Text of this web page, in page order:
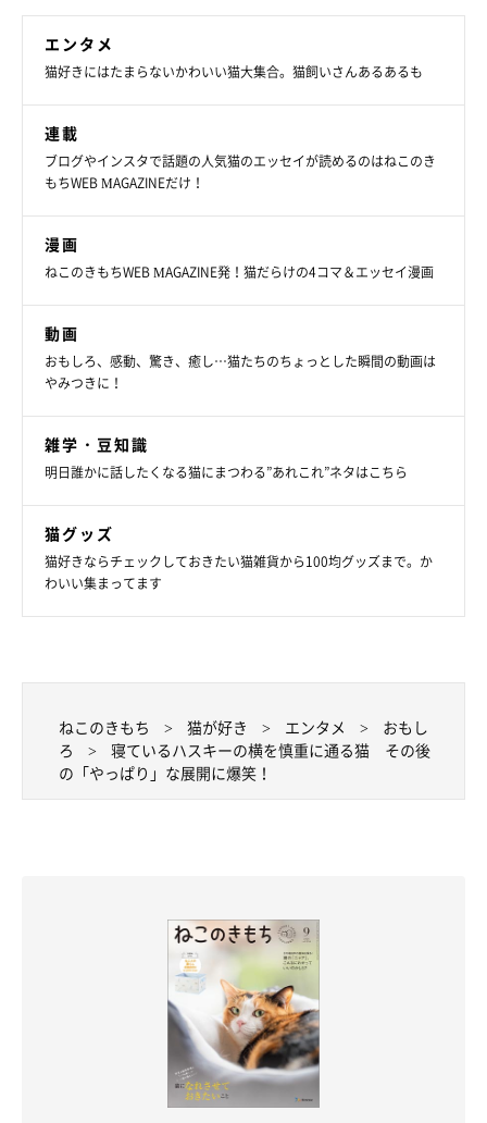
エンタメ
猫好きにはたまらないかわいい猫大集合。猫飼いさんあるあるも
連載
ブログやインスタで話題の人気猫のエッセイが読めるのはねこのき
もちWEB MAGAZINEだけ！
漫画
ねこのきもちWEB MAGAZINE発！猫だらけの4コマ＆エッセイ漫画
動画
おもしろ、感動、驚き、癒し…猫たちのちょっとした瞬間の動画は
やみつきに！
雑学・豆知識
明日誰かに話したくなる猫にまつわる”あれこれ”ネタはこちら
猫グッズ
猫好きならチェックしておきたい猫雑貨から100均グッズまで。か
わいい集まってます
ねこのきもち 猫が好き エンタメ
おもし
ろ
寝ているハスキーの横を慎重に通る猫 その後
の「やっぱり」な展開に爆笑！